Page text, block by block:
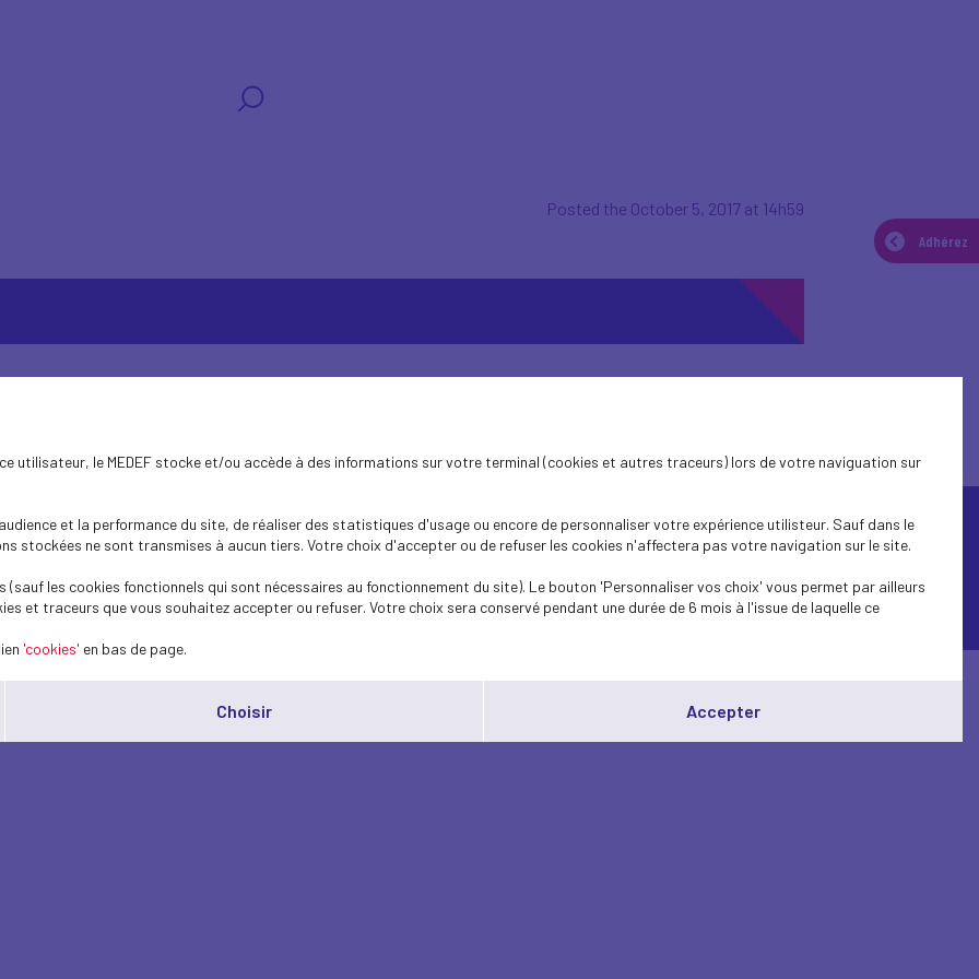
Adhérez
Posted the October 5, 2017 at 14h59
© Medef Pays de la Loire 2026 -Mentions légales
utilisateur, le MEDEF stocke et/ou accède à des informations sur votre terminal (cookies et autres traceurs) lors de votre naviguation sur
et la performance du site, de réaliser des statistiques d'usage ou encore de personnaliser votre expérience utilisteur. Sauf dans le
stockées ne sont transmises à aucun tiers. Votre choix d'accepter ou de refuser les cookies n'affectera pas votre navigation sur le site.
(sauf les cookies fonctionnels qui sont nécessaires au fonctionnement du site). Le bouton 'Personnaliser vos choix' vous permet par ailleurs
et traceurs que vous souhaitez accepter ou refuser. Votre choix sera conservé pendant une durée de 6 mois à l'issue de laquelle ce
'cookies' en bas de page.
Choisir Accepter